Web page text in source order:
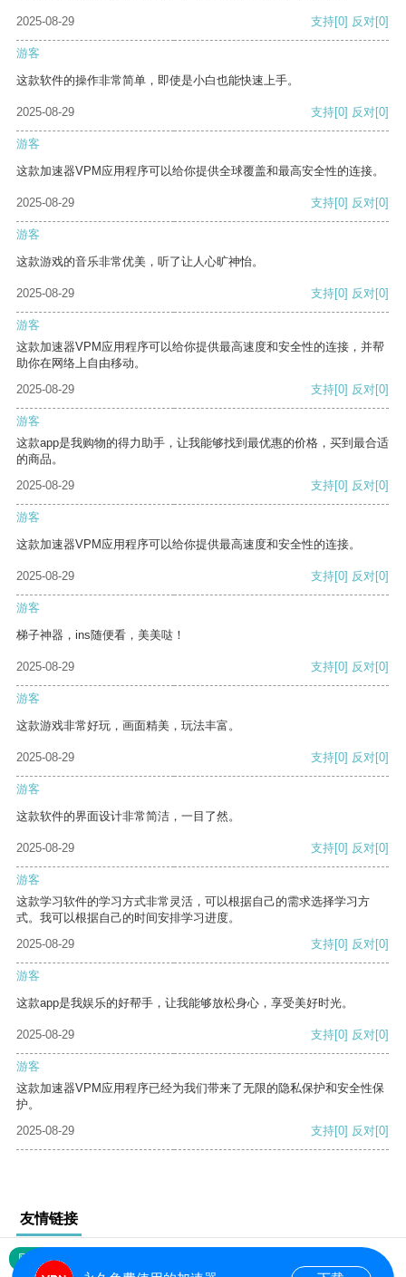
2025-08-29 支持[0] 反对[0]
游客
这款软件的操作非常简单，即使是小白也能快速上手。
2025-08-29 支持[0] 反对[0]
游客
这款加速器VPM应用程序可以给你提供全球覆盖和最高安全性的连接。
2025-08-29 支持[0] 反对[0]
游客
这款游戏的音乐非常优美，听了让人心旷神怡。
2025-08-29 支持[0] 反对[0]
游客
这款加速器VPM应用程序可以给你提供最高速度和安全性的连接，并帮
助你在网络上自由移动。
2025-08-29
支持[0] 反对[0]
游客
这款app是我购物的得力助手，让我能够找到最优惠的价格，买到最合适
的商品。
2025-08-29
支持[0] 反对[0]
游客
这款加速器VPM应用程序可以给你提供最高速度和安全性的连接。
2025-08-29 支持[0] 反对[0]
游客
梯子神器，ins随便看，美美哒！
2025-08-29 支持[0] 反对[0]
游客
这款游戏非常好玩，画面精美，玩法丰富。
2025-08-29 支持[0] 反对[0]
游客
这款软件的界面设计非常简洁，一目了然。
2025-08-29 支持[0] 反对[0]
游客
这款学习软件的学习方式非常灵活，可以根据自己的需求选择学习方
式。我可以根据自己的时间安排学习进度。
2025-08-29
支持[0] 反对[0]
游客
这款app是我娱乐的好帮手，让我能够放松身心，享受美好时光。
2025-08-29 支持[0] 反对[0]
游客
这款加速器VPM应用程序已经为我们带来了无限的隐私保护和安全性保
护。
2025-08-29
支持[0] 反对[0]
友情链接
网站地图